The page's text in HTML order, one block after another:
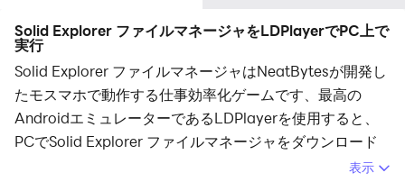
Solid Explorer ファイルマネージャをLDPlayerでPC上で
実行
Solid Explorer ファイルマネージャはNeatBytesが開発し
たモスマホで動作する仕事効率化ゲームです、最高の
AndroidエミュレーターであるLDPlayerを使用すると、
PCでSolid Explorer ファイルマネージャをダウンロード
表示